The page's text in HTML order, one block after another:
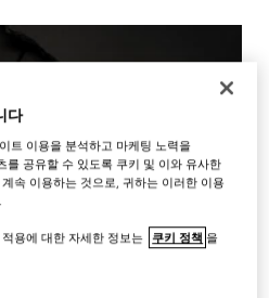
다
트 이용을 분석하고 마케팅 노력을
를 공유할 수 있도록 쿠키 및 이와 유사한
속 이용하는 것으로, 귀하는 이러한 이용
용에 대한 자세한 정보는 쿠키 정책 을